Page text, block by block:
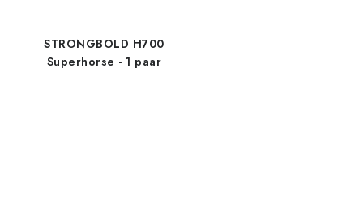
STRONGBOLD H700
Superhorse - 1 paar